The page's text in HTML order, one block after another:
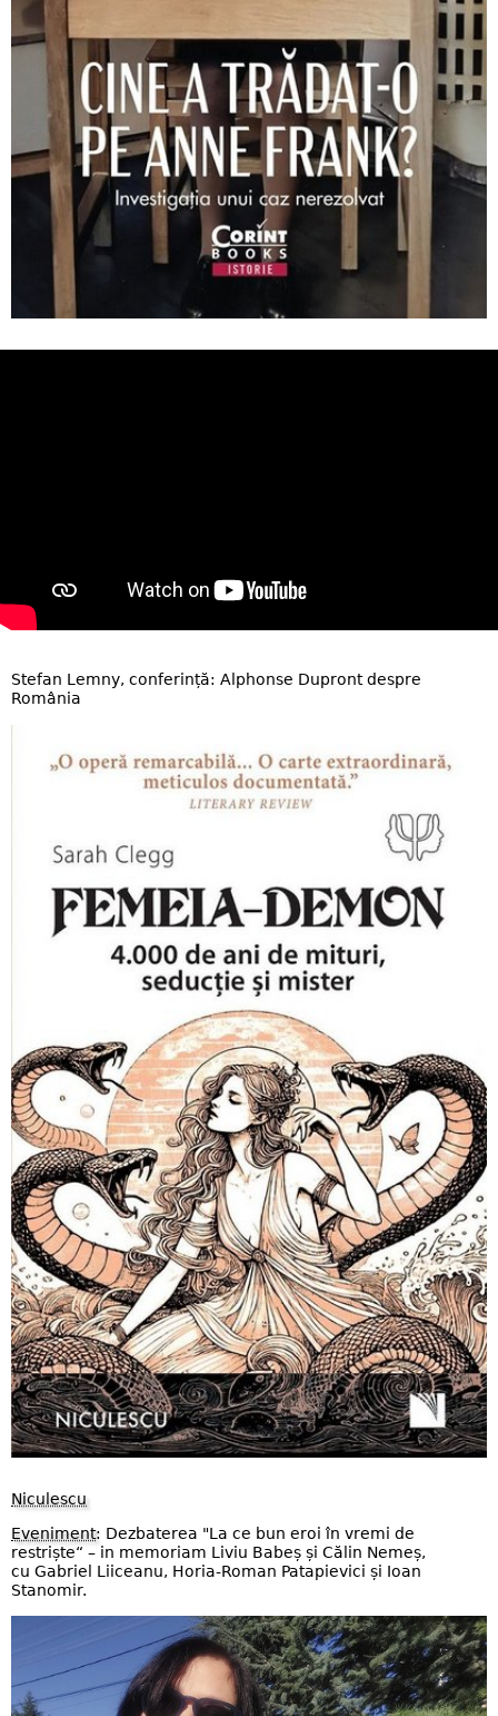
Stefan Lemny, conferință: Alphonse Dupront despre
România
Niculescu
Eveniment: Dezbaterea "La ce bun eroi în vremi de
restriște“ – in memoriam Liviu Babeș și Călin Nemeș,
cu Gabriel Liiceanu, Horia-Roman Patapievici și Ioan
Stanomir.